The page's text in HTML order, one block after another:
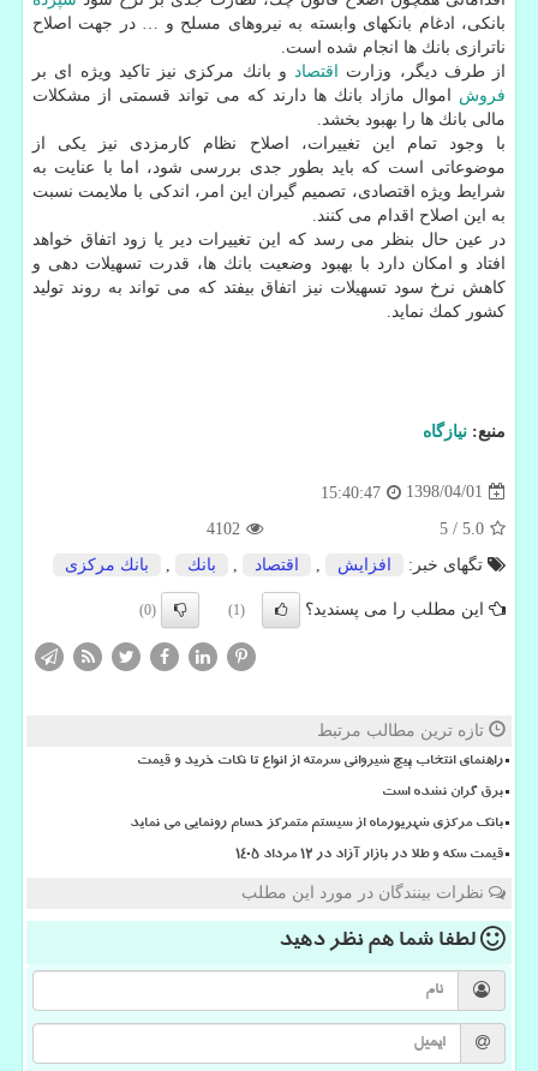
بانكی، ادغام بانكهای وابسته به نیروهای مسلح و … در جهت اصلاح
ناترازی بانك ها انجام شده است.
از طرف دیگر، وزارت
اقتصاد و بانك مركزی نیز تاكید ویژه ای بر
فروش اموال مازاد بانك ها دارند كه می تواند قسمتی از مشكلات
مالی بانك ها را بهبود بخشد.
با وجود تمام این تغییرات، اصلاح نظام كارمزدی نیز یكی از
موضوعاتی است كه باید بطور جدی بررسی شود، اما با عنایت به
شرایط ویژه اقتصادی، تصمیم گیران این امر، اندكی با ملایمت نسبت
به این اصلاح اقدام می كنند.
در عین حال بنظر می رسد كه این تغییرات دیر یا زود اتفاق خواهد
افتاد و امكان دارد با بهبود وضعیت بانك ها، قدرت تسهیلات دهی و
كاهش نرخ سود تسهیلات نیز اتفاق بیفتد كه می تواند به روند تولید
كشور كمك نماید.
منبع: نیازگاه
1398/04/01
15:40:47
5.0
/
5
4102
تگهای خبر:
افزایش اقتصاد بانك بانك مركزی
این مطلب را می پسندید؟ (1)
(0)
تازه ترین مطالب مرتبط
راهنمای انتخاب پیچ شیروانی سرمته از انواع تا نکات خرید و قیمت
برق گران نشده است
بانک مرکزی شهریورماه از سیستم متمرکز حسام رونمایی می نماید
قیمت سکه و طلا در بازار آزاد در ۱۲ مرداد ۱۴۰۵
نظرات بینندگان در مورد این مطلب
لطفا شما همنظر دهید